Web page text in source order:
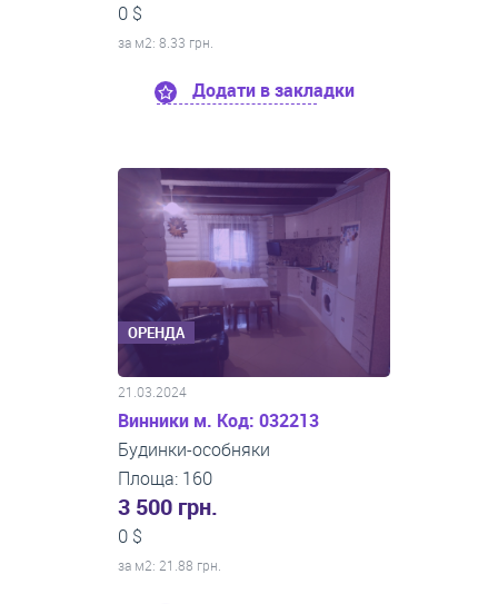
0 $
за м2: 8.33 грн.
Додати в закладки
ОРЕНДА
21.03.2024
Винники м. Код: 032213
Будинки-особняки
Площа: 160
3 500 грн.
0 $
за м2: 21.88 грн.